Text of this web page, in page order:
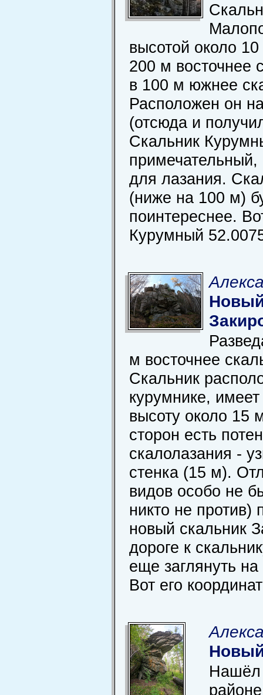
высотой около
200 м восточнее
в 100 м южнее
Расположен он
(отсюда и
Скальник
для лазания.
(ниже на 100 м)
поинтереснее.
Курумный
м восточнее
Скальник
курумнике,
высоту около 15
сторон есть
скалолазания -
стенка (15 м).
видов особо не
никто не против)
новый скальник
дороге к
еще заглянуть
Вот его
Нашёл